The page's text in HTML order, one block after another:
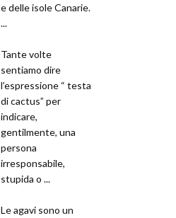
e delle isole Canarie.
...
Tante volte
sentiamo dire
l’espressione “ testa
di cactus” per
indicare,
gentilmente, una
persona
irresponsabile,
stupida o ...
Le agavi sono un